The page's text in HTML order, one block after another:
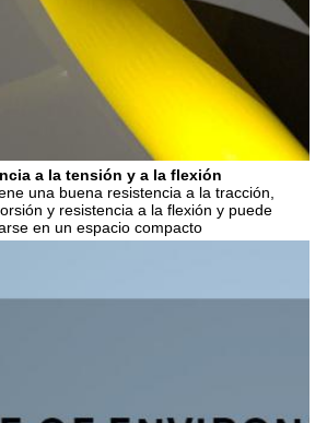
a la tensión y a la flexión
una buena resistencia a la tracción,
y resistencia a la flexión y puede
en un espacio compacto